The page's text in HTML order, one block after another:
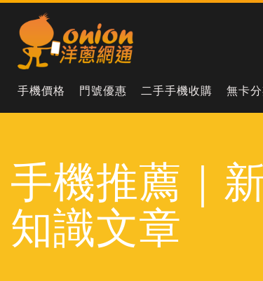
手機價格 門號優惠 二手手機收購 無卡分
手機推薦｜
知識文章